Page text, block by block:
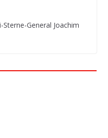
General Joachim